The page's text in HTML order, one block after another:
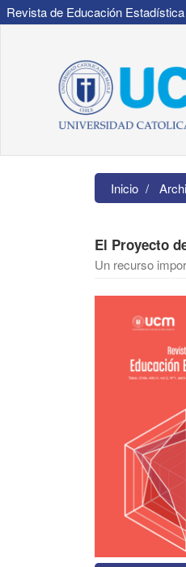
Revista de Educación Estadística
Contenido
principal
Barra
lateral
Inicio
El Proyecto
Un recurso
Barra